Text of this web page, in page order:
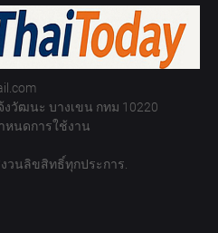
วัฒนะ บางเขน กทม 10220
หนดการใช้งาน
งวนลิขสิทธิ์ทุกประการ.